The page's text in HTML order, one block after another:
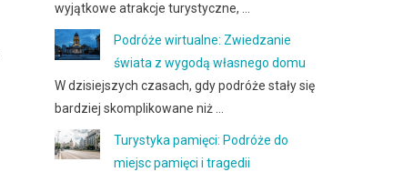
wyjątkowe atrakcje turystyczne, …
Podróże wirtualne: Zwiedzanie
świata z wygodą własnego domu
W dzisiejszych czasach, gdy podróże stały się
bardziej skomplikowane niż …
Turystyka pamięci: Podróże do
miejsc pamięci i tragedii